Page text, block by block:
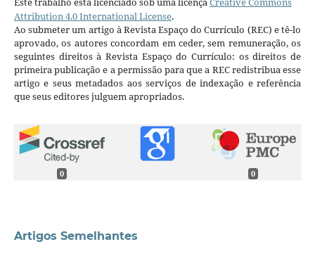
Attribution 4.0 International License.
Ao submeter um artigo à Revista Espaço do Currículo (REC) e tê-lo
aprovado, os autores concordam em ceder, sem remuneração, os
seguintes direitos à Revista Espaço do Currículo: os direitos de
primeira publicação e a permissão para que a REC redistribua esse
artigo e seus metadados aos serviços de indexação e referência
que seus editores julguem apropriados.
0 0
Artigos Semelhantes